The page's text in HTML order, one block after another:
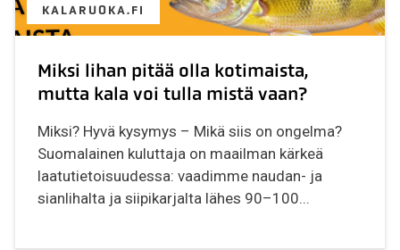
KALARUOKA.FI
Miksi lihan pitää olla kotimaista,
mutta kala voi tulla mistä vaan?
Miksi? Hyvä kysymys – Mikä siis on ongelma?
Suomalainen kuluttaja on maailman kärkeä
laatutietoisuudessa: vaadimme naudan- ja
sianlihalta ja siipikarjalta lähes 90–100...